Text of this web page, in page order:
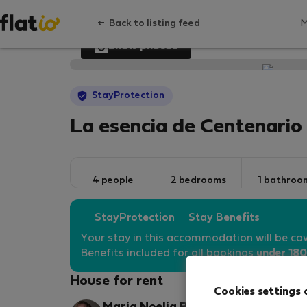
Back to listing feed
Show photos
StayProtection
La esencia de Centenario
4 people 2 bedrooms 1
StayProtection Stay Benefits
Your stay in this accommodation will be
Benefits included for all bookingsunder
House for rent
Cookies settings